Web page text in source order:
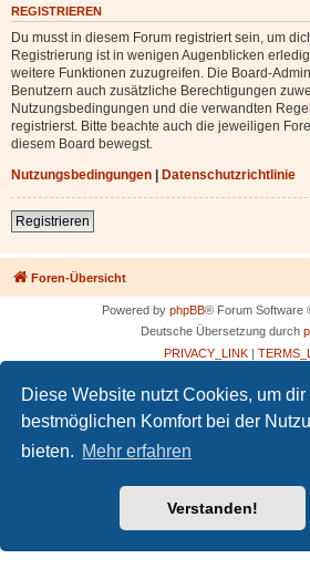
Diese Website nutzt Cookies, um dir
bestmöglichen Komfort bei der
bieten. Mehr erfahren
Verstanden!
REGISTRIEREN
Du musst in diesem Forum registriert sein, um
Registrierung ist in wenigen Augenblicken
weitere Funktionen zuzugreifen. Die Board-
Benutzern auch zusätzliche Berechtigungen
Nutzungsbedingungen und die verwandten
registrierst. Bitte beachte auch die jeweiligen
diesem Board bewegst.
Nutzungsbedingungen | Datenschutzrichtlinie
Registrieren
Foren-Übersicht
Powered by phpBB® Forum Software
Deutsche Übersetzung durch
PRIVACY_LINK|